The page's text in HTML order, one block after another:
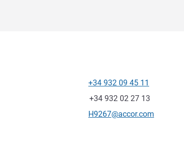
Телефон
+34 932 09 45 11
Факс
+34 932 02 27 13
Контактный адрес
H9267@accor.com